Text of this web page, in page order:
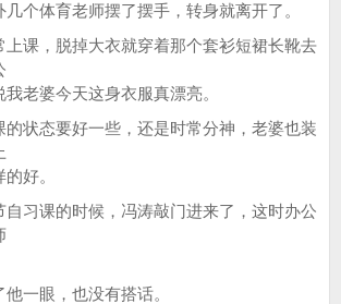
个体育老师摆了摆手，转身就离开了。
课，脱掉大衣就穿着那个套衫短裙长靴去
老婆今天这身衣服真漂亮。
状态要好一些，还是时常分神，老婆也装
好。
习课的时候，冯涛敲门进来了，这时办公
一眼，也没有搭话。